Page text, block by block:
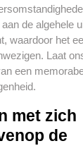
de algehele
waardoor het
Laat
een
met zich
de